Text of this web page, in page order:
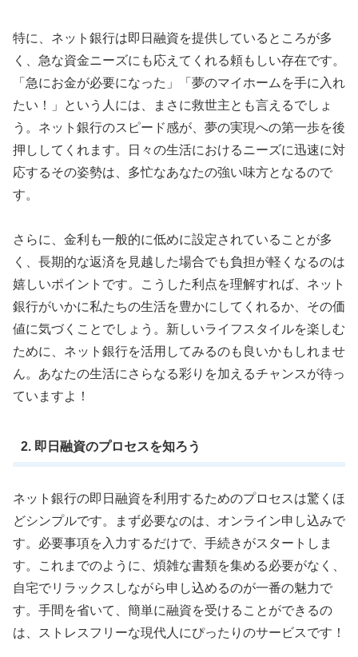
特に、ネット銀行は即日融資を提供しているところが多
く、急な資金ニーズにも応えてくれる頼もしい存在です。
「急にお金が必要になった」「夢のマイホームを手に入れ
たい！」という人には、まさに救世主とも言えるでしょ
う。ネット銀行のスピード感が、夢の実現への第一歩を後
押ししてくれます。日々の生活におけるニーズに迅速に対
応するその姿勢は、多忙なあなたの強い味方となるので
す。
さらに、金利も一般的に低めに設定されていることが多
く、長期的な返済を見越した場合でも負担が軽くなるのは
嬉しいポイントです。こうした利点を理解すれば、ネット
銀行がいかに私たちの生活を豊かにしてくれるか、その価
値に気づくことでしょう。新しいライフスタイルを楽しむ
ために、ネット銀行を活用してみるのも良いかもしれませ
ん。あなたの生活にさらなる彩りを加えるチャンスが待っ
ていますよ！
2. 即日融資のプロセスを知ろう
ネット銀行の即日融資を利用するためのプロセスは驚くほ
どシンプルです。まず必要なのは、オンライン申し込みで
す。必要事項を入力するだけで、手続きがスタートしま
す。これまでのように、煩雑な書類を集める必要がなく、
自宅でリラックスしながら申し込めるのが一番の魅力で
す。手間を省いて、簡単に融資を受けることができるの
は、ストレスフリーな現代人にぴったりのサービスです！